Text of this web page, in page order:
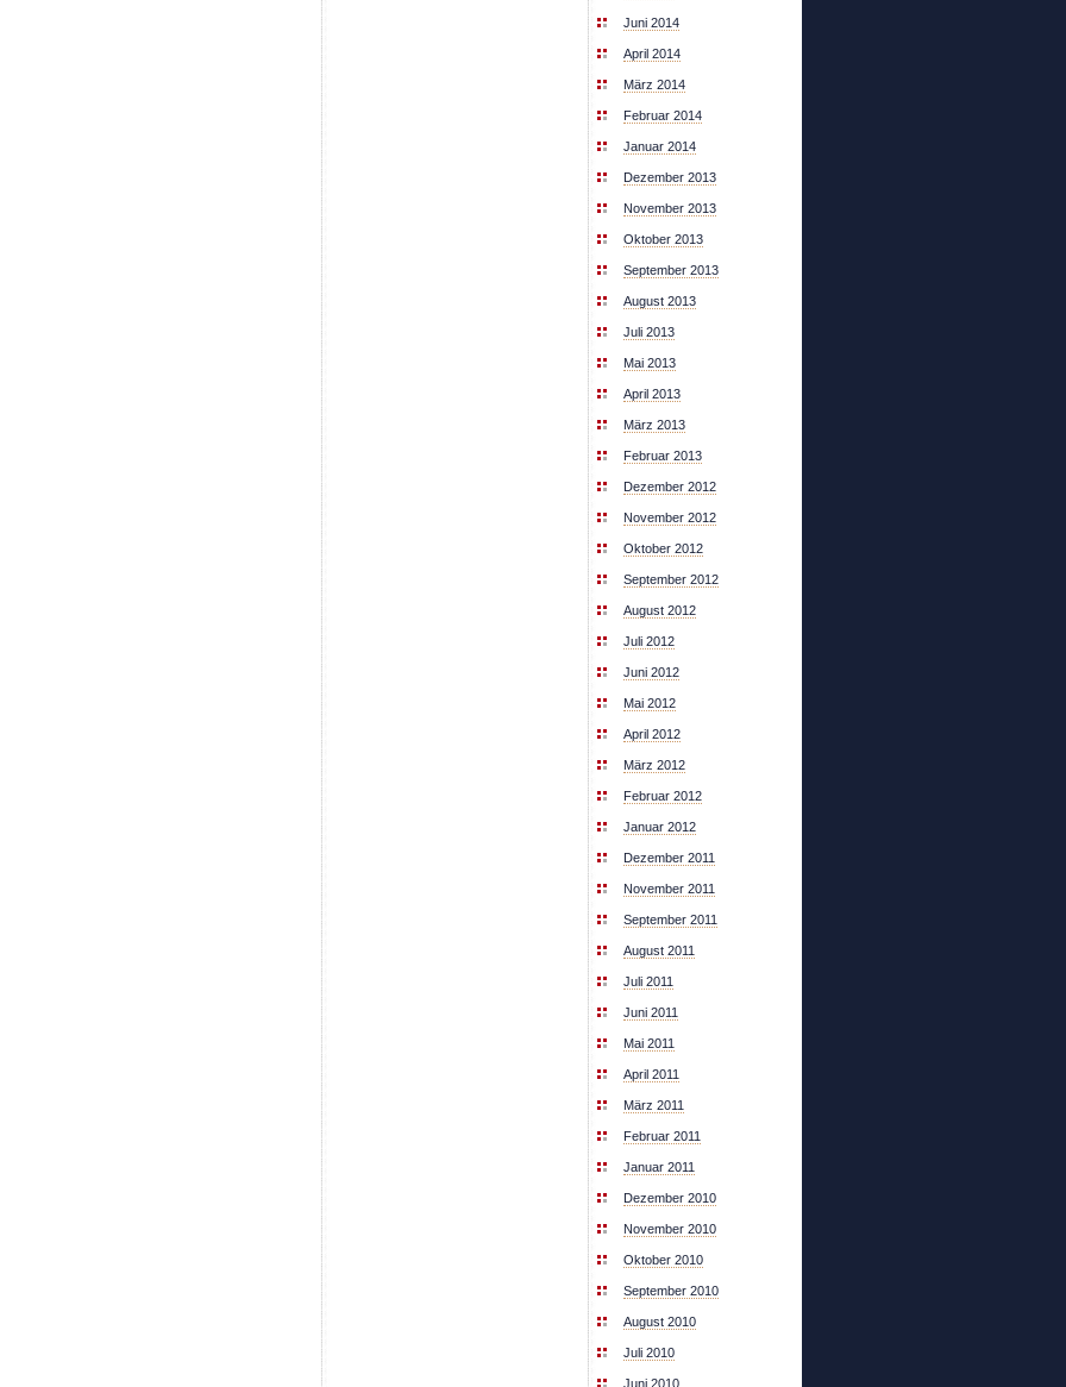
Juni 2014
April 2014
März 2014
Februar 2014
Januar 2014
Dezember 2013
November 2013
Oktober 2013
September 2013
August 2013
Juli 2013
Mai 2013
April 2013
März 2013
Februar 2013
Dezember 2012
November 2012
Oktober 2012
September 2012
August 2012
Juli 2012
Juni 2012
Mai 2012
April 2012
März 2012
Februar 2012
Januar 2012
Dezember 2011
November 2011
September 2011
August 2011
Juli 2011
Juni 2011
Mai 2011
April 2011
März 2011
Februar 2011
Januar 2011
Dezember 2010
November 2010
Oktober 2010
September 2010
August 2010
Juli 2010
Juni 2010